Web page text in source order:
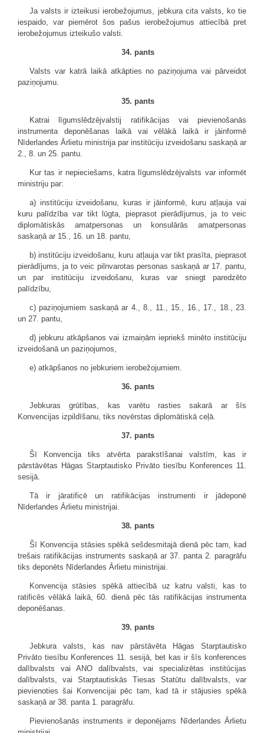
Ja valsts ir izteikusi ierobežojumus, jebkura cita valsts, ko tie
iespaido, var piemērot šos pašus ierobežojumus attiecībā pret
ierobežojumus izteikušo valsti.
34. pants
Valsts var katrā laikā atkāpties no paziņojuma vai pārveidot
paziņojumu.
35. pants
Katrai līgumslēdzējvalstij ratifikācijas vai pievienošanās
instrumenta deponēšanas laikā vai vēlākā laikā ir jāinformē
Nīderlandes Ārlietu ministrija par institūciju izveidošanu saskaņā ar
2., 8. un 25. pantu.
Kur tas ir nepieciešams, katra līgumslēdzējvalsts var informēt
ministriju par:
a) institūciju izveidošanu, kuras ir jāinformē, kuru atļauja vai
kuru palīdzība var tikt lūgta, pieprasot pierādījumus, ja to veic
diplomātiskās amatpersonas un konsulārās amatpersonas
saskaņā ar 15., 16. un 18. pantu,
b) institūciju izveidošanu, kuru atļauja var tikt prasīta, pieprasot
pierādījums, ja to veic pilnvarotas personas saskaņā ar 17. pantu,
un par institūciju izveidošanu, kuras var sniegt paredzēto
palīdzību,
c) paziņojumiem saskaņā ar 4., 8., 11., 15., 16., 17., 18., 23.
un 27. pantu,
d) jebkuru atkāpšanos vai izmaiņām iepriekš minēto institūciju
izveidošanā un paziņojumos,
e) atkāpšanos no jebkuriem ierobežojumiem.
36. pants
Jebkuras grūtības, kas varētu rasties sakarā ar šīs
Konvencijas izpildīšanu, tiks novērstas diplomātiskā ceļā.
37. pants
Šī Konvencija tiks atvērta parakstīšanai valstīm, kas ir
pārstāvētas Hāgas Starptautisko Privāto tiesību Konferences 11.
sesijā.
Tā ir jāratificē un ratifikācijas instrumenti ir jādeponē
Nīderlandes Ārlietu ministrijai.
38. pants
Šī Konvencija stāsies spēkā sešdesmitajā dienā pēc tam, kad
trešais ratifikācijas instruments saskaņā ar 37. panta 2. paragrāfu
tiks deponēts Nīderlandes Ārlietu ministrijai.
Konvencija stāsies spēkā attiecībā uz katru valsti, kas to
ratificēs vēlākā laikā, 60. dienā pēc tās ratifikācijas instrumenta
deponēšanas.
39. pants
Jebkura valsts, kas nav pārstāvēta Hāgas Starptautisko
Privāto tiesību Konferences 11. sesijā, bet kas ir šīs konferences
dalībvalsts vai ANO dalībvalsts, vai specializētas institūcijas
dalībvalsts, vai Starptautiskās Tiesas Statūtu dalībvalsts, var
pievienoties šai Konvencijai pēc tam, kad tā ir stājusies spēkā
saskaņā ar 38. panta 1. paragrāfu.
Pievienošanās instruments ir deponējams Nīderlandes Ārlietu